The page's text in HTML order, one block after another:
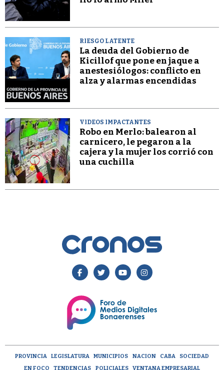
RIESGO LATENTE
La deuda del Gobierno de
Kicillof que pone en jaque a
anestesiólogos: conflicto en
alza y alarmas encendidas
VIDEOS IMPACTANTES
Robo en Merlo: balearon al
carnicero, le pegaron a la
cajera y la mujer los corrió con
una cuchilla
PROVINCIA LEGISLATURA MUNICIPIOS NACION CABA
SOCIEDAD
EN FOCO
TENDENCIAS POLICIALES VENTANA EMPRESARIAL